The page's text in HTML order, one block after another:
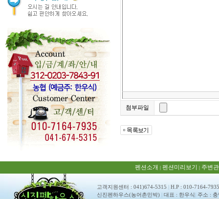
첨부파일
펜션소개 | 펜션미리보기 | 주변
고객지원센터 : 041)674-5315 | H.P : 010-7164-7935
신진펜하우스(농어촌민박) | 대표 : 한우식| 주소 :